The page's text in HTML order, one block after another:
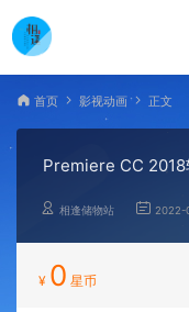
首页 影视动画 正文
Premiere CC 2018
相逢储物站 2022-
¥ 0 星币